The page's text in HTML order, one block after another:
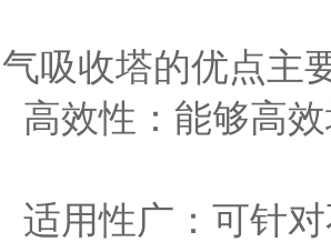
收塔的优点主
效性：能够高效
用性广：可针对